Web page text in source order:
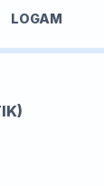
LOGAM